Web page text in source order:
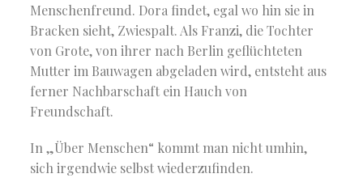
Menschenfreund. Dora findet, egal wo hin sie in
Bracken sieht, Zwiespalt. Als Franzi, die Tochter
von Grote, von ihrer nach Berlin geflüchteten
Mutter im Bauwagen abgeladen wird, entsteht aus
ferner Nachbarschaft ein Hauch von
Freundschaft.
In „Über Menschen“ kommt man nicht umhin,
sich irgendwie selbst wiederzufinden.